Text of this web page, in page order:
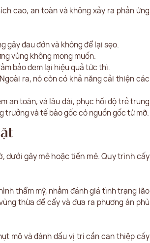
cao, an toàn và không xảy ra phản ứng
gây đau đớn và không để lại sẹo.
vùng không mong muốn.
bảo đem lại hiệu quả tức thì.
ra, nó còn có khả năng cải thiện các
an toàn, và lâu dài, phục hồi độ trẻ trung
trưởng và tế bào gốc có nguồn gốc từ mỡ.
dưới gây mê hoặc tiền mê. Quy trình cấy
thẩm mỹ, nhằm đánh giá tình trạng lão
thừa để cấy và đưa ra phương án phù
mô và đánh dấu vị trí cần can thiệp cấy